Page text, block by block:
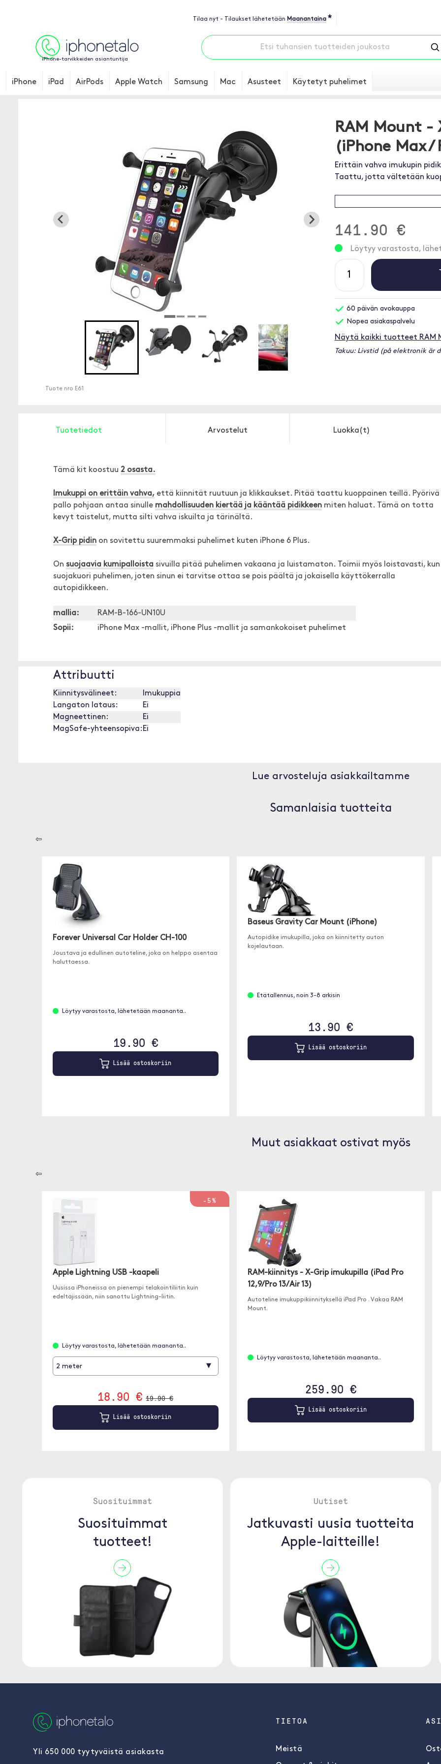
Tilaa nyt - Tilaukset lähetetään Maanantaina *
iPhone-tarvikkeiden asiantuntija
iPhone iPad AirPods Apple Watch Samsung Mac Asusteet Käytetyt puhelimet
Tuote nro E61
RAM Mount -
(iPhone Max /
Erittäin vahva imukupin
Taattu, jotta vältetään
141.90 €
Löytyy varastosta,
60 päivän avokauppa
Nopea asiakaspalvelu
Näytä kaikki tuotteet RAM
Takuu: Livstid (på elektronik är
Tuotetiedot Arvostelut Luokka(t)
Tämä kit koostuu 2 osasta.
Imukuppi on erittäin vahva, että kiinnität ruutuun ja klikkaukset. Pitää taattu kuoppainen teillä. Pyörivä
pallo pohjaan antaa sinulle mahdollisuuden kiertää ja kääntää pidikkeen miten haluat. Tämä on totta
kevyt taistelut, mutta silti vahva iskuilta ja tärinältä.
X-Grip pidin on sovitettu suuremmaksi puhelimet kuten iPhone 6 Plus.
On suojaavia kumipalloista sivuilla pitää puhelimen vakaana ja luistamaton. Toimii myös loistavasti, kun
suojakuori puhelimen, joten sinun ei tarvitse ottaa se pois päältä ja jokaisella käyttökerralla
autopidikkeen.
mallia:
RAM-B-166-UN10U
Sopii:
iPhone Max -mallit, iPhone Plus -mallit ja samankokoiset puhelimet
Attribuutti
Kiinnitysvälineet:
Imukuppia
Langaton lataus:
Ei
Magneettinen:
Ei
MagSafe-yhteensopiva: Ei
Lue arvosteluja asiakkailtamme
Samanlaisia tuotteita
⇦
Forever Universal Car Holder CH-100
Joustava ja edullinen autoteline, joka on helppo asentaa
haluttaessa.
Löytyy varastosta, lähetetään maananta..
19.90 €
Lisää ostoskoriin
Baseus Gravity Car Mount (iPhone)
Autopidike imukupilla, joka on kiinnitetty auton
kojelautaan.
Etätallennus, noin 3-8 arkisin
13.90 €
Lisää ostoskoriin
Muut asiakkaat ostivat myös
⇦
-5%
Apple Lightning USB -kaapeli
Uusissa iPhoneissa on pienempi telakointiliitin kuin
edeltäjissään, niin sanottu Lightning-liitin.
Löytyy varastosta, lähetetään maananta..
2 meter ▾
18.90 € 19.90 €
Lisää ostoskoriin
RAM-kiinnitys - X-Grip imukupilla (iPad Pro
12,9/Pro 13/Air 13)
Autoteline imukuppikiinnityksellä iPad Pro . Vakaa RAM
Mount.
Löytyy varastosta, lähetetään maananta..
259.90 €
Lisää ostoskoriin
Suosituimmat
Suosituimmat
tuotteet!
Uutiset
Jatkuvasti uusia tuotteita
Apple-laitteille!
Yli 650 000 tyytyväistä asiakasta
TIETOA
Meistä